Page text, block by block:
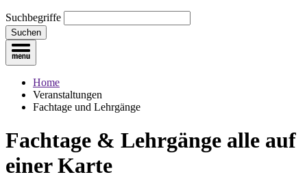
Suchbegriffe
Suchen
Home
Veranstaltungen
Fachtage und Lehrgänge
Fachtage & Lehrgänge alle auf
einer Karte